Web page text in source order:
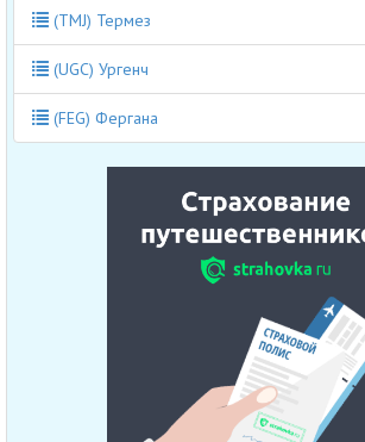
(TMJ) Термез
(UGC) Ургенч
(FEG) Фергана